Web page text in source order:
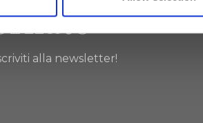
alla newsletter!